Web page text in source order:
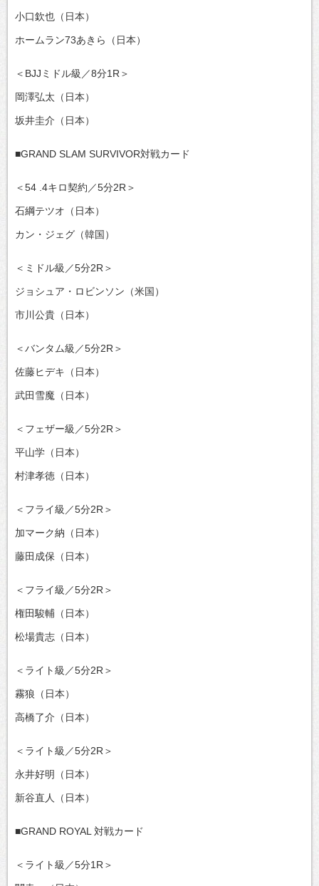
小口欽也（日本）
ホームラン73あきら（日本）
＜BJJミドル級／8分1R＞
岡澤弘太（日本）
坂井圭介（日本）
■GRAND SLAM SURVIVOR対戦カード
＜54 .4キロ契約／5分2R＞
石綱テツオ（日本）
カン・ジェグ（韓国）
＜ミドル級／5分2R＞
ジョシュア・ロビンソン（米国）
市川公貴（日本）
＜バンタム級／5分2R＞
佐藤ヒデキ（日本）
武田雪魔（日本）
＜フェザー級／5分2R＞
平山学（日本）
村津孝徳（日本）
＜フライ級／5分2R＞
加マーク納（日本）
藤田成保（日本）
＜フライ級／5分2R＞
権田駿輔（日本）
松場貴志（日本）
＜ライト級／5分2R＞
霧狼（日本）
高橋了介（日本）
＜ライト級／5分2R＞
永井好明（日本）
新谷直人（日本）
■GRAND ROYAL 対戦カード
＜ライト級／5分1R＞